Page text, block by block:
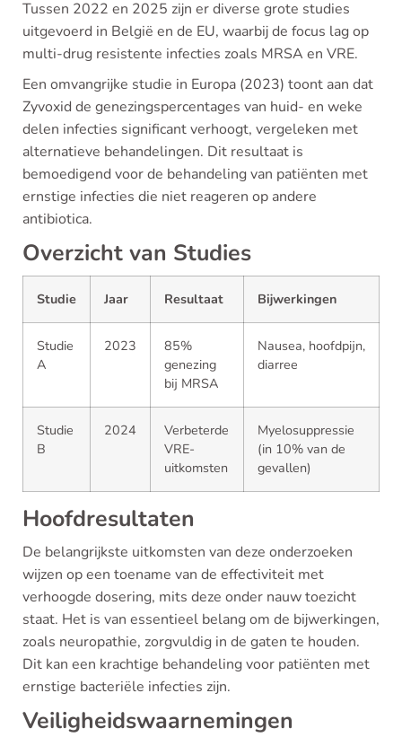
Tussen 2022 en 2025 zijn er diverse grote studies
uitgevoerd in België en de EU, waarbij de focus lag op
multi-drug resistente infecties zoals MRSA en VRE.
Een omvangrijke studie in Europa (2023) toont aan dat
Zyvoxid de genezingspercentages van huid- en weke
delen infecties significant verhoogt, vergeleken met
alternatieve behandelingen. Dit resultaat is
bemoedigend voor de behandeling van patiënten met
ernstige infecties die niet reageren op andere
antibiotica.
Overzicht van Studies
Studie Jaar Resultaat Bijwerkingen
Studie
A
2023
85%
genezing
bij MRSA
Nausea, hoofdpijn,
diarree
Studie
B
2024
Verbeterde
VRE-
uitkomsten
Myelosuppressie
(in 10% van de
gevallen)
Hoofdresultaten
De belangrijkste uitkomsten van deze onderzoeken
wijzen op een toename van de effectiviteit met
verhoogde dosering, mits deze onder nauw toezicht
staat. Het is van essentieel belang om de bijwerkingen,
zoals neuropathie, zorgvuldig in de gaten te houden.
Dit kan een krachtige behandeling voor patiënten met
ernstige bacteriële infecties zijn.
Veiligheidswaarnemingen